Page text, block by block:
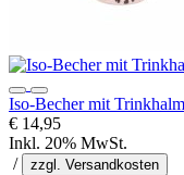
Iso-Becher mit
€ 14,95
Inkl. 20% MwSt.
/
zzgl. Versandkosten